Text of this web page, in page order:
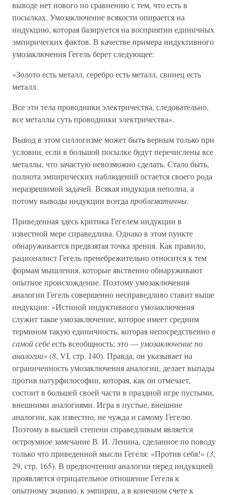
выводе нет нового по сравнению с тем, что есть в
посылках. Умозаключение всякости опирается на
индукцию, которая базируется на восприятии единичных
эмпирических фактов. В качестве примера индуктивного
умозаключения Гегель берет следующее:
«Золото есть металл, серебро есть металл, свинец есть
металл.
Все эти тела проводники электричества, следовательно,
все металлы суть проводники электричества».
Вывод в этом силлогизме может быть верным только при
условии, если в большой посылке будут перечислены все
металлы, что зачастую невозможно сделать. Стало быть,
полнота эмпирических наблюдений остается своего рода
неразрешимой задачей. Всякая индукция неполна, а
потому выводы индукции всегда проблематичны.
Приведенная здесь критика Гегелем индукции в
известной мере справедлива. Однако в этом пункте
обнаруживается предвзятая точка зрения. Как правило,
рационалист Гегель пренебрежительно относится к тем
формам мышления, которые явственно обнаруживают
опытное происхождение. Поэтому умозаключения
аналогии Гегель совершенно несправедливо ставит выше
индукции: «Истиной индуктивного умозаключения
служит такое умозаключение, которое имеет средним
термином такую единичность, которая непосредственнов
самой себеесть всеобщность; это —умозаключение по
аналогии»(8, VI, стр. 140). Правда, он указывает на
ограниченность умозаключения аналогии, делает выпады
против натурфилософии, которая, как он отмечает,
состоит в большей своей части в праздной игре пустыми,
внешними аналогиями. Игра в пустые, внешние
аналогии, как известно, не чужда и самому Гегелю.
Поэтому в высшей степени справедливым является
остроумное замечание В. И. Ленина, сделанное по поводу
только что приведенной мысли Гегеля: «Против себя!» (3,
29, стр. 165). В предпочтении аналогии перед индукцией
проявляется отрицательное отношение Гегеля к
опытному знанию, к эмпирии, а в конечном счете к